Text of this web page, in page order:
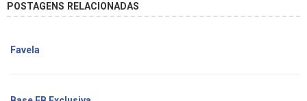
POSTAGENS RELACIONADAS
Favela